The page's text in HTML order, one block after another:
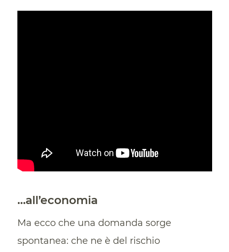
…all’economia
Ma ecco che una domanda sorge
spontanea: che ne è del rischio